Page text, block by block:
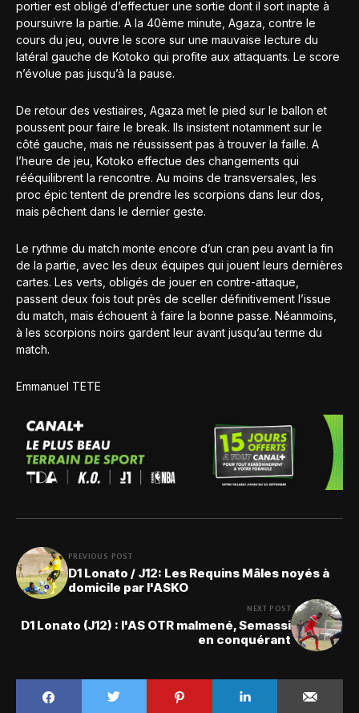
portier est obligé d’effectuer une sortie dont il sort inapte à
poursuivre la partie. A la 40ème minute, Agaza, contre le
cours du jeu, ouvre le score sur une mauvaise lecture du
latéral gauche de Kotoko qui profite aux attaquants. Le score
n’évolue pas jusqu’à la pause.
De retour des vestiaires, Agaza met le pied sur le ballon et
poussent pour faire le break. Ils insistent notamment sur le
côté gauche, mais ne réussissent pas à trouver la faille. A
l’heure de jeu, Kotoko effectue des changements qui
rééquilibrent la rencontre. Au moins de transversales, les
proc épic tentent de prendre les scorpions dans leur dos,
mais pêchent dans le dernier geste.
Le rythme du match monte encore d’un cran peu avant la fin
de la partie, avec les deux équipes qui jouent leurs dernières
cartes. Les verts, obligés de jouer en contre-attaque,
passent deux fois tout près de sceller définitivement l’issue
du match, mais échouent à faire la bonne passe. Néanmoins,
à les scorpions noirs gardent leur avant jusqu’au terme du
match.
Emmanuel TETE
PREVIOUS POST
D1 Lonato / J12: Les Requins Mâles noyés à
domicile par l'ASKO
NEXT POST
D1 Lonato (J12) : l'AS OTR malmené, Semassi
en conquérant